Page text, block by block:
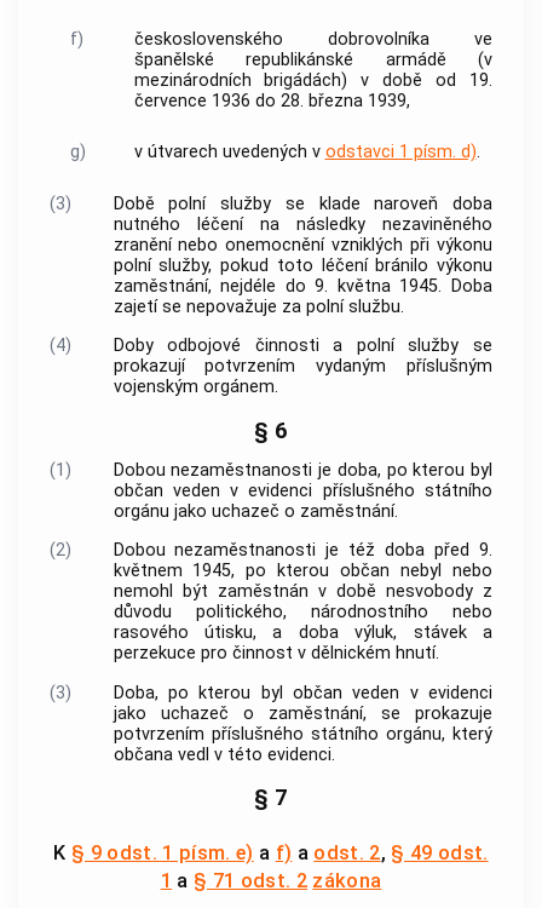
f)
československého dobrovolníka ve
španělské republikánské armádě (v
mezinárodních brigádách) v době od 19.
července 1936 do 28. března 1939,
g) v útvarech uvedených v odstavci 1 písm. d).
(3) Doběpolní služby se klade naroveň doba
nutného léčení na následky nezaviněného
zranění nebo onemocnění vzniklých při výkonu
polní služby, pokud toto léčení bránilo výkonu
zaměstnání, nejdéle do 9. května 1945. Doba
zajetí se nepovažuje za polní službu.
(4)
Doby odbojové činnosti a polní služby se
prokazují potvrzením vydaným příslušným
vojenským orgánem.
§ 6
(1)
Dobou nezaměstnanosti je doba, po kterou byl
občan veden v evidenci příslušného státního
orgánu jako uchazeč o zaměstnání.
(2)
Dobou nezaměstnanosti je též doba před 9.
květnem 1945, po kterou občan nebyl nebo
nemohl být zaměstnán v době nesvobody z
důvodu politického, národnostního nebo
rasového útisku, a doba výluk, stávek a
perzekuce pro činnost v dělnickém hnutí.
(3)
Doba, po kterou byl občan veden v evidenci
jako uchazeč o zaměstnání, se prokazuje
potvrzením příslušného státního orgánu, který
občana vedl v této evidenci.
§ 7
K § 9 odst. 1 písm. e) a f) a odst. 2, § 49 odst.
1 a § 71 odst. 2 zákona